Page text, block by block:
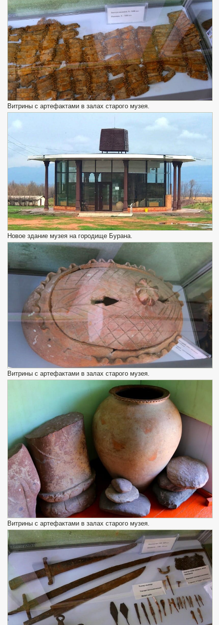
Витрины с артефактами в залах старого музея.
Новое здание музея на городище Бурана.
Витрины с артефактами в залах старого музея.
Витрины с артефактами в залах старого музея.